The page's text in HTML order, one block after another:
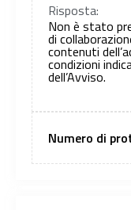
Risposta:
Non è stato
di
contenuti
condizioni
dell’Avviso.
Numero di